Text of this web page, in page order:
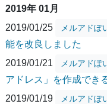
2019年 01月
2019/01/25
メルアドぽ
能を改良しました
2019/01/21
メルアドぽ
アドレス」を作成でき
2019/01/19
メルアドぽ